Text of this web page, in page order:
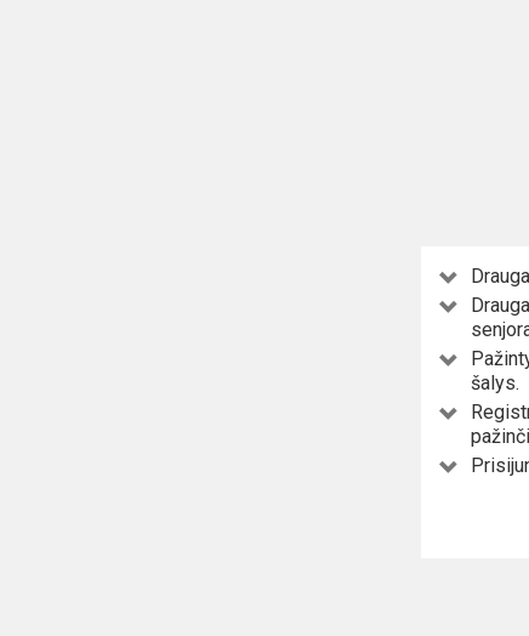
šalys.